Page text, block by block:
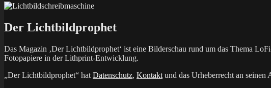
Der Lichtbildprophet
Das Magazin ‚Der Lichtbildprophet‘ ist eine Bilderschau rund um das Thema
Fotopapiere in der Lithprint-Entwicklung.
„Der Lichtbildprophet“ hat Datenschutz, Kontakt und das Urheberrecht an seinen